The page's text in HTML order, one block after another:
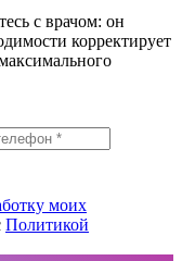
с врачом: он
корректирует
моих
Политикой